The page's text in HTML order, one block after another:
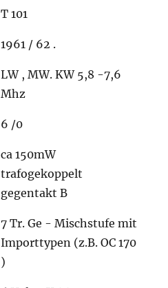
T 101
1961 / 62 .
LW , MW. KW 5,8 -7,6
Mhz
6 /0
ca 150mW
trafogekoppelt
gegentakt B
7 Tr. Ge - Mischstufe mit
Importtypen (z.B. OC 170
)